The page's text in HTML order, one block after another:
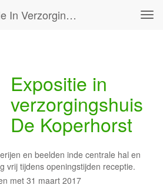
Tia Sprott - Expositie In Verzorgingshuis De Koperhorst
Expositie in
verzorgingshuis
De Koperhorst
en beelden inde centrale hal en
vrij tijdens openingstijden receptie.
met 31 maart 2017